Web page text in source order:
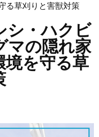
る草刈りと害獣対策
シ・ハクビ
マの隠れ家
境を守る草